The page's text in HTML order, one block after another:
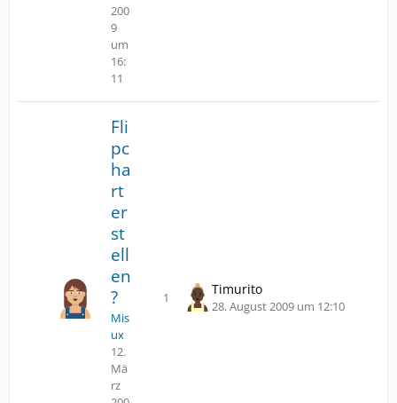
200
9
um
16:
11
Fli
pc
ha
rt
er
st
ell
en
?
Mis
ux
12.
Mä
rz
1
Antworten
Timurito
28. August 2009 um 12:10
Z